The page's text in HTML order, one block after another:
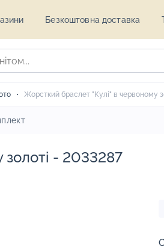
Безкоштовна доставка
Жорсткий браслет "Кулі" в червоному
- 2033287